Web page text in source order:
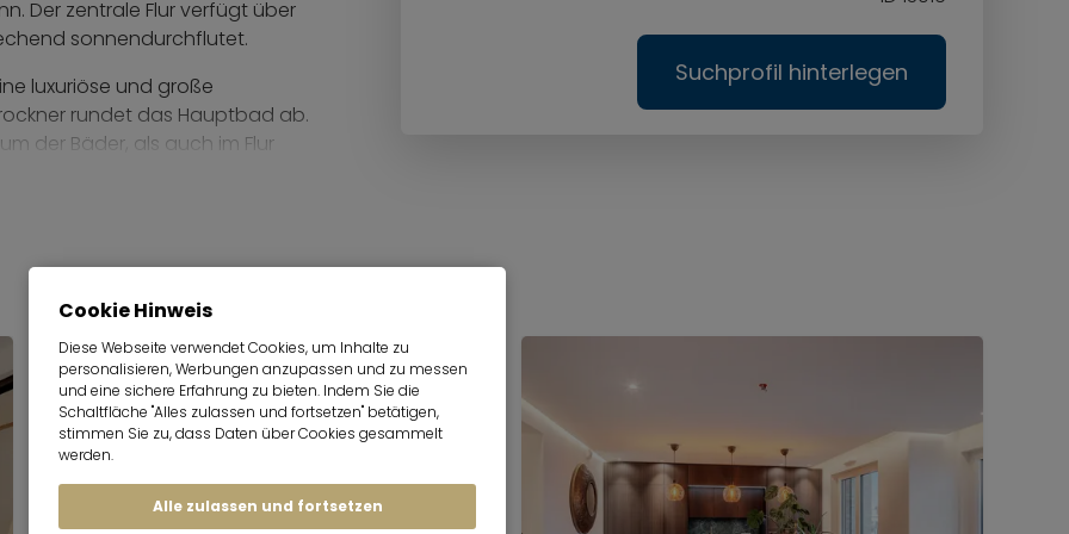
Suchprofil hinterlegen
Der zentrale Flur verfügt über
sonnendurchflutet.
luxuriöse und große
rundet das Hauptbad ab.
der Bäder, als auch im Flur
Prime, Disney+ und DS Video
Kühl-Gefrierkombination und
überzeugt durch
Beleuchtung und einem
sowohl zu einem kurzen
einlädt.
dank einer Hängematte
Serviced Apartment
Cookie Hinweis
Diese Webseite verwendet Cookies, um Inhalte zu
personalisieren, Werbungen anzupassen und zu messen
und eine sichere Erfahrung zu bieten. Indem Sie die
Schaltfläche "Alles zulassen und fortsetzen" betätigen,
stimmen Sie zu, dass Daten über Cookies gesammelt
werden.
Alle zulassen und fortsetzen